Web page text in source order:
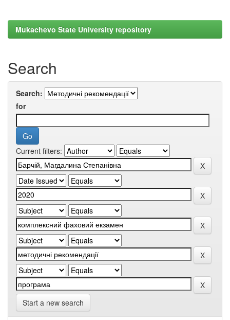
Mukachevo State University repository
Search
Search:
for
Current filters:
Start a new search